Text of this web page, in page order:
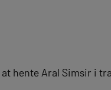
hente Aral Simsir i